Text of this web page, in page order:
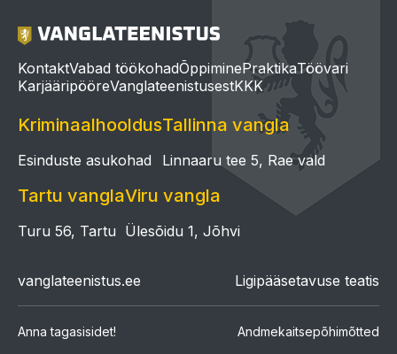
Pilt
KontaktVabad töökohadÕppiminePraktikaTöövari
KarjääripööreVanglateenistusestKKK
Kriminaalhooldus
Esinduste asukohad
Tallinna vangla
Linnaaru tee 5, Rae vald
Tartu vangla
Turu 56, Tartu
Viru vangla
Ülesõidu 1, Jõhvi
vanglateenistus.ee
Anna tagasisidet! Andmekaitsepõhimõtted
Ligipääsetavuse teatis